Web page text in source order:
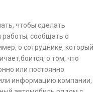
чтобы сделать
сообщать о
о сотруднике, который
о том, что
или постоянно
информацию компании,